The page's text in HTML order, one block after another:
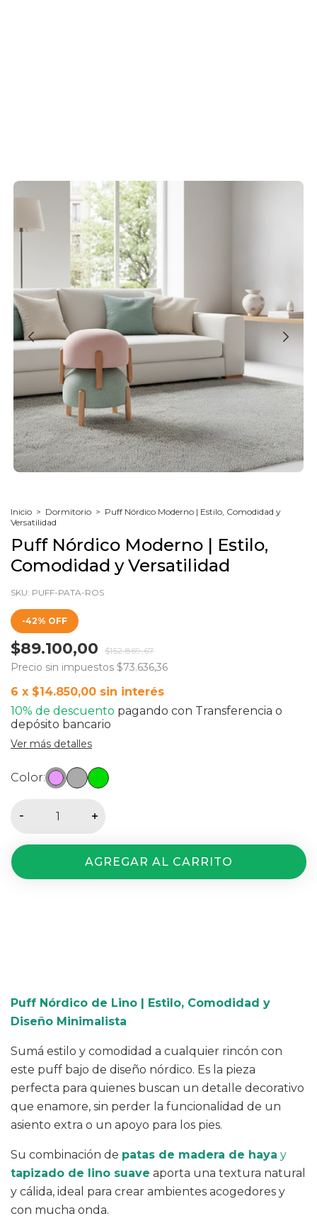
Inicio > Dormitorio > Puff Nórdico Moderno | Estilo, Comodidad y
Versatilidad
Puff Nórdico Moderno | Estilo,
Comodidad y Versatilidad
SKU: PUFF-PATA-ROS
-42% OFF
$89.100,00 $152.869,67
Precio sin impuestos $73.636,36
6 x $14.850,00 sin interés
10% de descuento pagando con Transferencia o
depósito bancario
Ver más detalles
Color:
Puff Nórdico de Lino | Estilo, Comodidad y
Diseño Minimalista
Sumá estilo y comodidad a cualquier rincón con
este puff bajo de diseño nórdico. Es la pieza
perfecta para quienes buscan un detalle decorativo
que enamore, sin perder la funcionalidad de un
asiento extra o un apoyo para los pies.
Su combinación de patas de madera de haya y
tapizado de lino suave aporta una textura natural
y cálida, ideal para crear ambientes acogedores y
con mucha onda.